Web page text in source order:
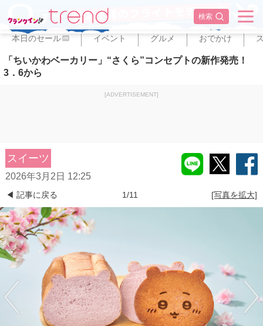
検索
✕
本日のセール PR イベント グルメ おでかけ
「ちいかわベーカリー」“さくら”コンセプトの新作発売！
3．6から
[ADVERTISEMENT]
スイーツ
2026年3月2日 12:25
◀ 記事に戻る 1/11 [写真を拡大]